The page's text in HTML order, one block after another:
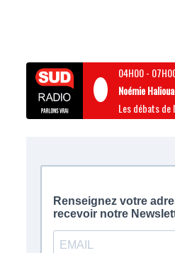
04H00-
Noémie Halioua
Les débats de